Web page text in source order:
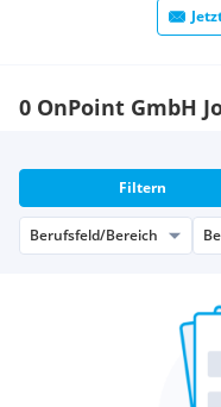
0 OnPoint GmbH
Filtern
Berufsfeld/Bereich